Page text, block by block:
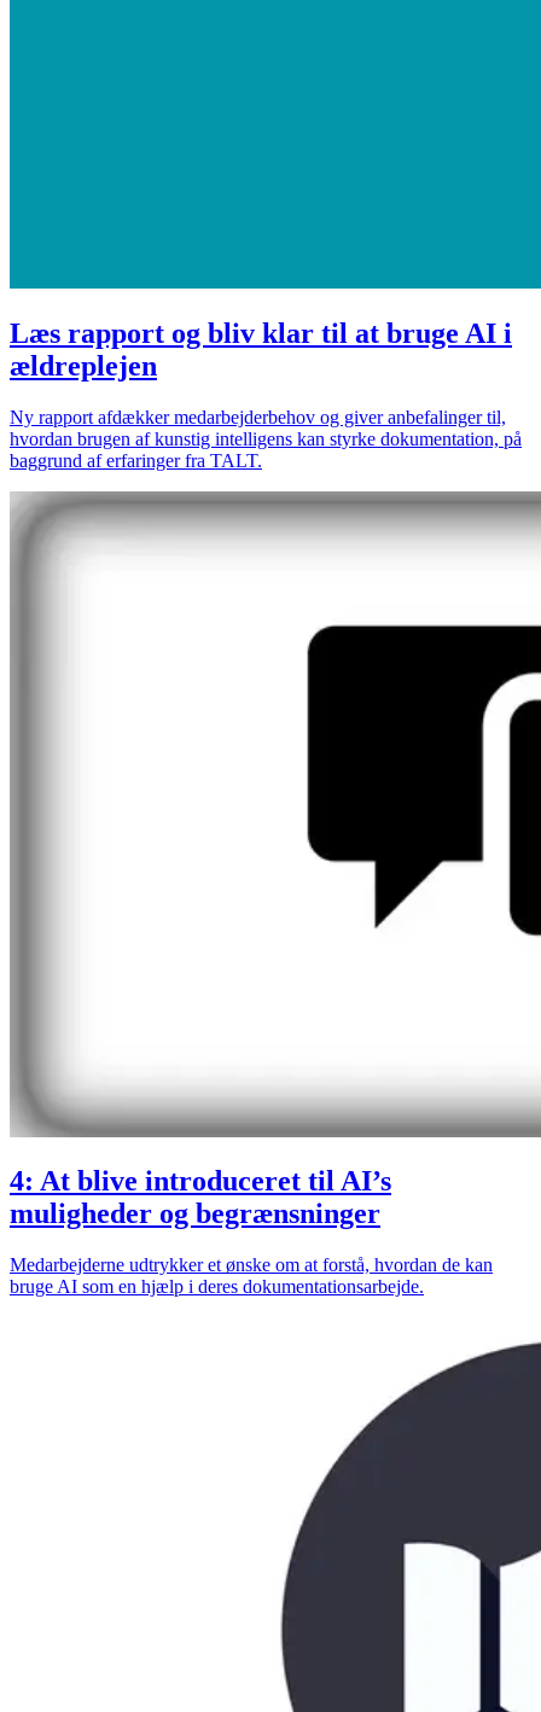
Læs rapport og bliv klar til at bruge AI i
ældreplejen
Ny rapport afdækker medarbejderbehov og giver anbefalinger til,
hvordan brugen af kunstig intelligens kan styrke dokumentation, på
baggrund af erfaringer fra TALT.
4: At blive introduceret til AI’s
muligheder og begrænsninger
Medarbejderne udtrykker et ønske om at forstå, hvordan de kan
bruge AI som en hjælp i deres dokumentationsarbejde.